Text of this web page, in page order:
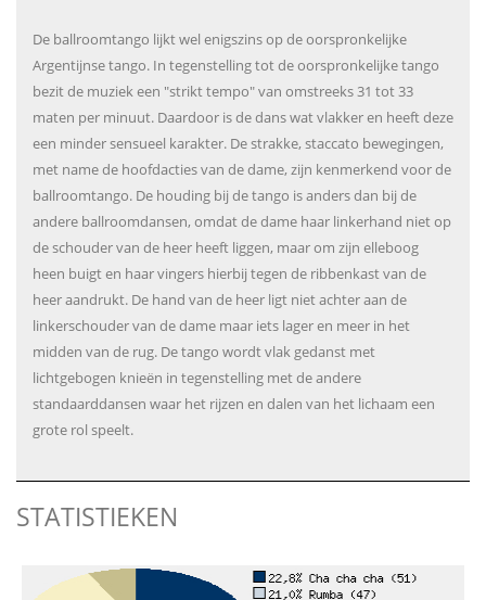
De ballroomtango lijkt wel enigszins op de oorspronkelijke
Argentijnse tango. In tegenstelling tot de oorspronkelijke tango
bezit de muziek een "strikt tempo" van omstreeks 31 tot 33
maten per minuut. Daardoor is de dans wat vlakker en heeft deze
een minder sensueel karakter. De strakke, staccato bewegingen,
met name de hoofdacties van de dame, zijn kenmerkend voor de
ballroomtango. De houding bij de tango is anders dan bij de
andere ballroomdansen, omdat de dame haar linkerhand niet op
de schouder van de heer heeft liggen, maar om zijn elleboog
heen buigt en haar vingers hierbij tegen de ribbenkast van de
heer aandrukt. De hand van de heer ligt niet achter aan de
linkerschouder van de dame maar iets lager en meer in het
midden van de rug. De tango wordt vlak gedanst met
lichtgebogen knieën in tegenstelling met de andere
standaarddansen waar het rijzen en dalen van het lichaam een
grote rol speelt.
STATISTIEKEN